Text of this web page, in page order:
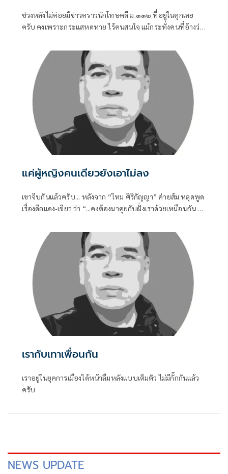
ช่วงหลังไม่ค่อยมีข่าวคราวนักโทษคดี ม.๑๑๒ ที่อยู่ในคุกเลย
ครับ คงเพราะกระแสหดหาย ไร้คนสนใจ แม้กระทั่งคนที่อ้างว่า
กลับเข้าไปในคุก
แค่ผู้หญิงคนเดียวยังเอาไม่ลง
เขาจีบกันแล้วครับ... หลังจาก “ไหม ศิริกัญญา” ค่ายส้ม หลุดพูด
เรื่องดีลแดง-เขียว ว่า “...คงต้องมาคุยกับฝั่งเราด้วยเหมือนกัน ไม่
ส้มก็รอเสียบอยู่
เรากับเทาเพื่อนกัน
เราอยู่ในยุคการเมืองได้หน้าลืมหลังแบบเต็มตัว ไม่มีกั๊กกันแล้ว
ครับ
NEWS UPDATE